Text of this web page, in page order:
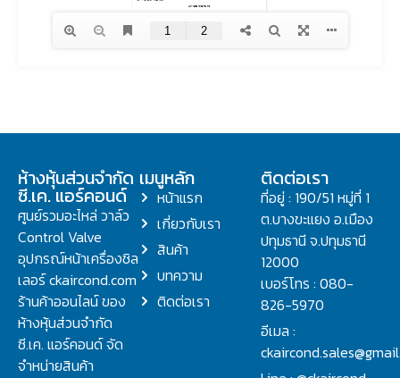
ห้างหุ้นส่วนจำกัด
ซี.เค. แอร์คอนด์
ศูนย์รวมอะไหล่ วาล์ว
Control Valve
อุปกรณ์หน้าเครื่องชิล
เลอร์ ckaircond.com
ร้านค้าออนไลน์ ของ
ห้างหุ้นส่วนจำกัด
ซี.เค. แอร์คอนด์ จัด
จำหน่ายสินค้า
เมนูหลัก
หน้าแรก
เกี่ยวกับเรา
สินค้า
บทความ
ติดต่อเรา
ติดต่อเรา
ที่อยู่ : 190/51 หมู่ที่ 1
ต.บางขะแยง อ.เมือง
ปทุมธานี จ.ปทุมธานี
12000
เบอร์โทร : 080-
826-5970
อีเมล :